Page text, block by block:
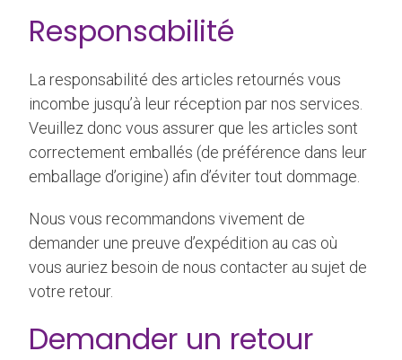
Responsabilité
La responsabilité des articles retournés vous
incombe jusqu’à leur réception par nos services.
Veuillez donc vous assurer que les articles sont
correctement emballés (de préférence dans leur
emballage d’origine) afin d’éviter tout dommage.
Nous vous recommandons vivement de
demander une preuve d’expédition au cas où
vous auriez besoin de nous contacter au sujet de
votre retour.
Demander un retour